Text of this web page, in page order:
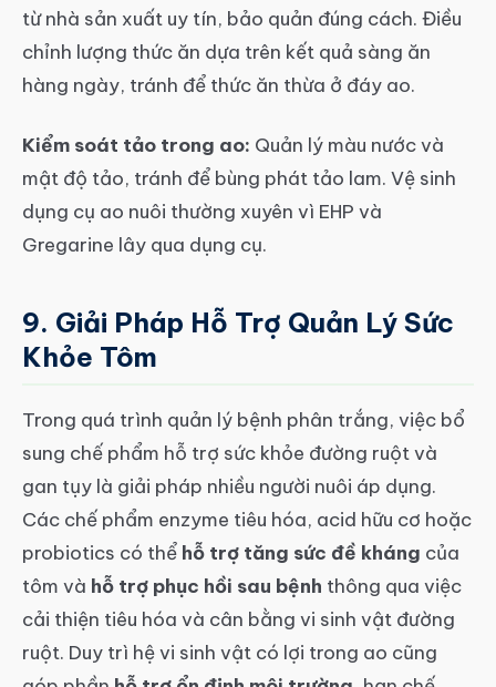
từ nhà sản xuất uy tín, bảo quản đúng cách. Điều
chỉnh lượng thức ăn dựa trên kết quả sàng ăn
hàng ngày, tránh để thức ăn thừa ở đáy ao.
Kiểm soát tảo trong ao: Quản lý màu nước và
mật độ tảo, tránh để bùng phát tảo lam. Vệ sinh
dụng cụ ao nuôi thường xuyên vì EHP và
Gregarine lây qua dụng cụ.
9. Giải Pháp Hỗ Trợ Quản Lý Sức
Khỏe Tôm
Trong quá trình quản lý bệnh phân trắng, việc bổ
sung chế phẩm hỗ trợ sức khỏe đường ruột và
gan tụy là giải pháp nhiều người nuôi áp dụng.
Các chế phẩm enzyme tiêu hóa, acid hữu cơ hoặc
probiotics có thể hỗ trợ tăng sức đề kháng của
tôm và hỗ trợ phục hồi sau bệnh thông qua việc
cải thiện tiêu hóa và cân bằng vi sinh vật đường
ruột. Duy trì hệ vi sinh vật có lợi trong ao cũng